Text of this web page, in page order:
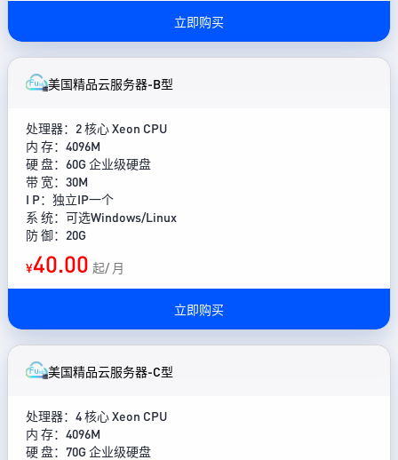
立即购买
美国精品云服务器-B型
处理器：2 核心 Xeon CPU
内 存：4096M
硬 盘：60G 企业级硬盘
带 宽：30M
I P：独立IP一个
系 统：可选Windows/Linux
防 御：20G
¥40.00 起/ 月
立即购买
美国精品云服务器-C型
处理器：4 核心 Xeon CPU
内 存：4096M
硬 盘：70G 企业级硬盘